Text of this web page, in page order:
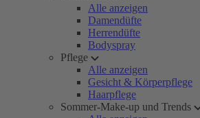
Alle anzeigen
Damendüfte
Herrendüfte
Bodyspray
Pflege
Alle anzeigen
Gesicht & Körperpflege
Haarpflege
Sommer-Make-up und Trends